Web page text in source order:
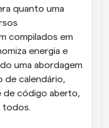
quanto uma
compilados em
energia e
uma abordagem
de calendário,
de código aberto,
todos.